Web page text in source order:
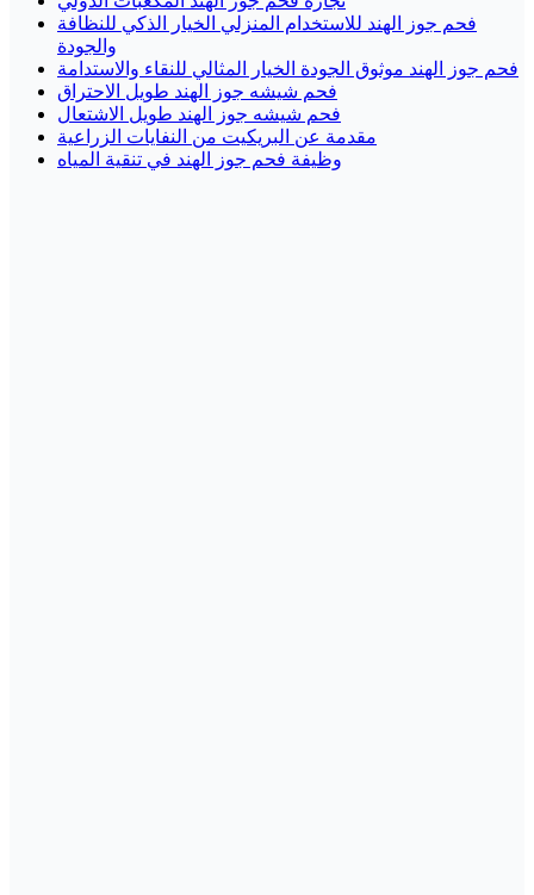
فحم جوز الهند للاستخدام المنزلي الخيار الذكي للنظافة
والجودة
فحم جوز الهند موثوق الجودة الخيار المثالي للنقاء والاستدامة
فحم شيشه جوز الهند طويل الاحتراق
فحم شيشه جوز الهند طويل الاشتعال
مقدمة عن البريكيت من النفايات الزراعية
وظيفة فحم جوز الهند في تنقية المياه